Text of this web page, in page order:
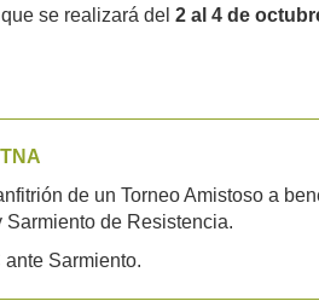
se realizará del 2 al 4 de
de un Torneo Amistoso a
de Resistencia.
Sarmiento.